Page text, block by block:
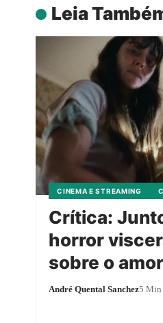
Leia
CINEMA E STREAMING
Crítica:
horror
sobre o amor
André Quental Sanchez5 Min